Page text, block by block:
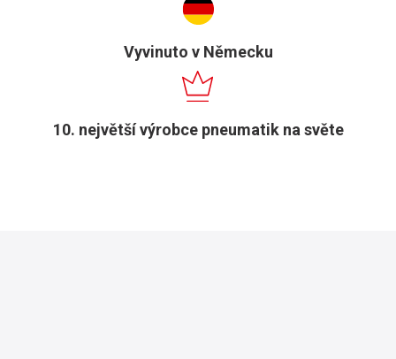
Vyvinuto v Německu
10. největší výrobce pneumatik na světe